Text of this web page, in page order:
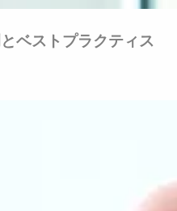
ベストプラクティス